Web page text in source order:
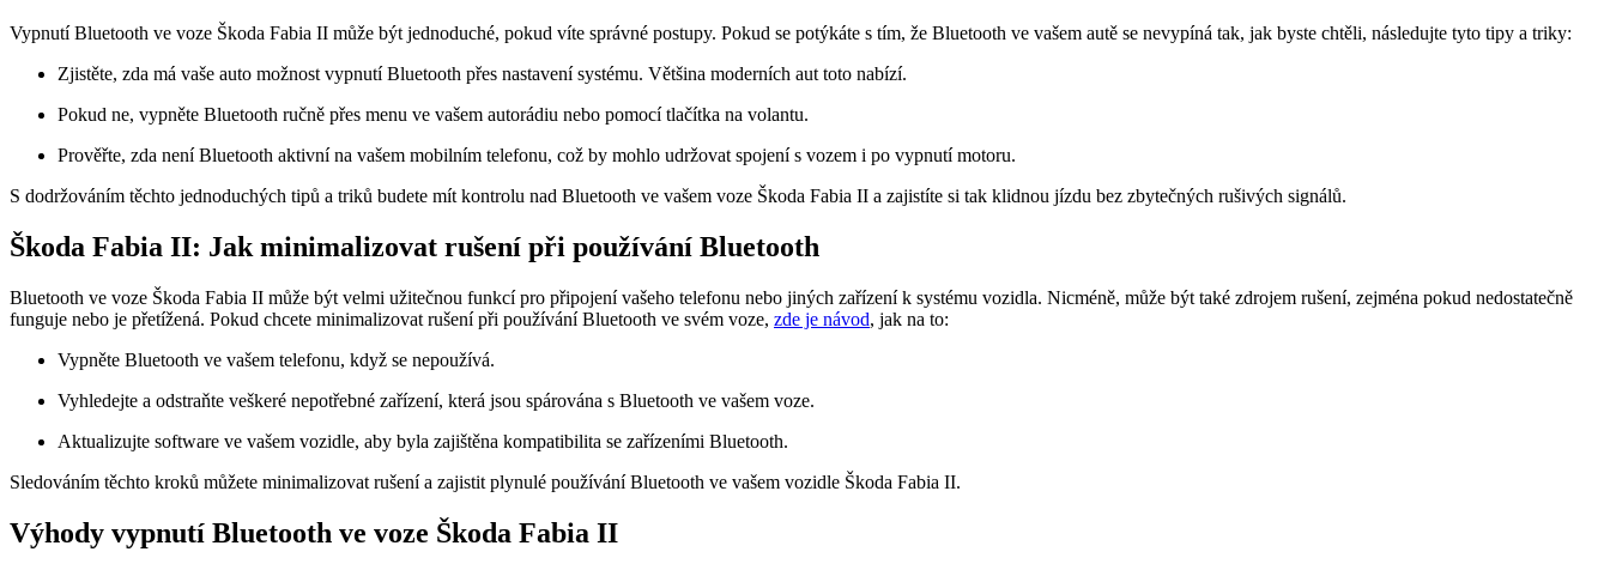
Vypnutí Bluetooth ve voze Škoda Fabia II může být jednoduché, pokud víte správné postupy. Pokud se potýkáte s tím, že Bluetooth ve vašem autě se nevypíná tak, jak byste chtěli, následujte tyto tipy a triky:
Zjistěte, zda má vaše auto možnost vypnutí Bluetooth přes nastavení systému. Většina moderních aut toto nabízí.
Pokud ne, vypněte Bluetooth ručně přes menu ve vašem autorádiu nebo pomocí tlačítka na volantu.
Prověřte, zda není Bluetooth aktivní na vašem mobilním telefonu, což by mohlo udržovat spojení s vozem i po vypnutí motoru.
S dodržováním těchto jednoduchých tipů a triků budete mít kontrolu nad Bluetooth ve vašem voze Škoda Fabia II a zajistíte si tak klidnou jízdu bez zbytečných rušivých signálů.
Škoda Fabia II: Jak minimalizovat rušení při používání Bluetooth
Bluetooth ve voze Škoda Fabia II může být velmi užitečnou funkcí pro připojení vašeho telefonu nebo jiných zařízení k systému vozidla. Nicméně, může být také zdrojem rušení, zejména pokud nedostatečně
funguje nebo je přetížená. Pokud chcete minimalizovat rušení při používání Bluetooth ve svém voze, zde je návod, jak na to:
Vypněte Bluetooth ve vašem telefonu, když se nepoužívá.
Vyhledejte a odstraňte veškeré nepotřebné zařízení, která jsou spárována s Bluetooth ve vašem voze.
Aktualizujte software ve vašem vozidle, aby byla zajištěna kompatibilita se zařízeními Bluetooth.
Sledováním těchto kroků můžete minimalizovat rušení a zajistit plynulé používání Bluetooth ve vašem vozidle Škoda Fabia II.
Výhody vypnutí Bluetooth ve voze Škoda Fabia II